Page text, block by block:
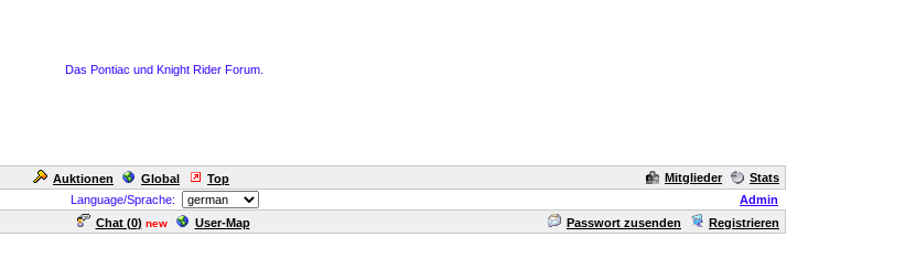
Das Pontiac und Knight Rider Forum.
Auktionen Global Top Mitglieder
Stats
Language/Sprache:
Admin
Chat (0) new User-Map Passwort zusenden Registrieren